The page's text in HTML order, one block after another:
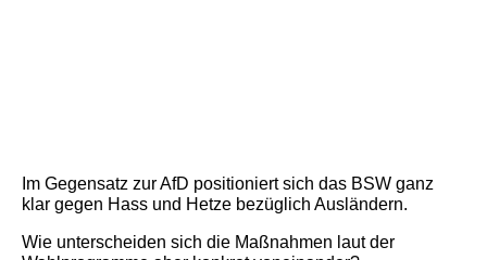
Im Gegensatz zur AfD positioniert sich das BSW ganz
klar gegen Hass und Hetze bezüglich Ausländern.
Wie unterscheiden sich die Maßnahmen laut der